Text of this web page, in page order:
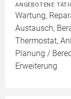
ANGEBOTENE
Wartung,
Austausch,
Thermostat,
Planung /
Erweiterung